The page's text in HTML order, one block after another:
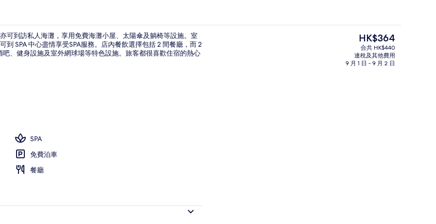
大堂休息區
可到訪私人海灘，享用免費海灘小屋、太陽傘及躺椅等設施。室
SPA 中心盡情享受SPA服務。店內餐飲選擇包括 2 間餐廳，而 2
、健身設施及室外網球場等特色設施。旅客都很喜歡住宿的熱心
SPA
免費泊車
餐廳
現
價
HK$364
HK$364
合共 HK$440
連稅及其他費用
9 月 1 日 - 9 月 2 日